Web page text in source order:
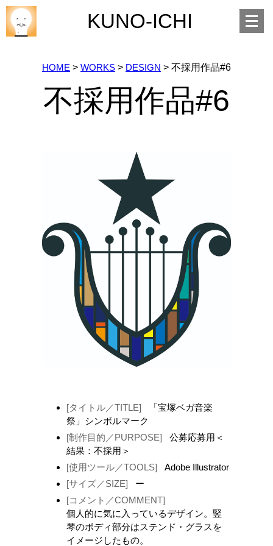
KUNO-ICHI
Open
menu
HOME > WORKS > DESIGN > 不採用作品#6
不採用作品#6
[タイトル／TITLE]
「宝塚ベガ音楽
祭」シンボルマーク
[制作目的／PURPOSE]
公募応募用＜
結果：不採用＞
[使用ツール／TOOLS]
Adobe Illustrator
[サイズ／SIZE]
ー
[コメント／COMMENT]
個人的に気に入っているデザイン。竪
琴のボディ部分はステンド・グラスを
イメージしたもの。